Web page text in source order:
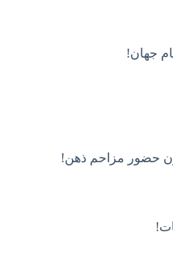
جهان!
حضور مزاحم ذهن!